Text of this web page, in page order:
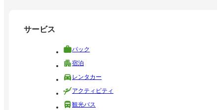
サービス
パック
宿泊
レンタカー
アクティビティ
観光バス